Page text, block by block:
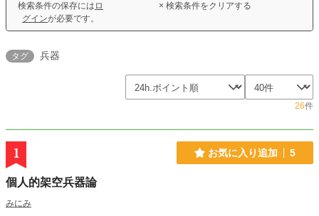
検索条件の保存には ロ
グインが必要です。
× 検索条件をクリアする
タグ 兵器
26件
1 お気に入り追加 5
個人的架空兵器論
みにみ